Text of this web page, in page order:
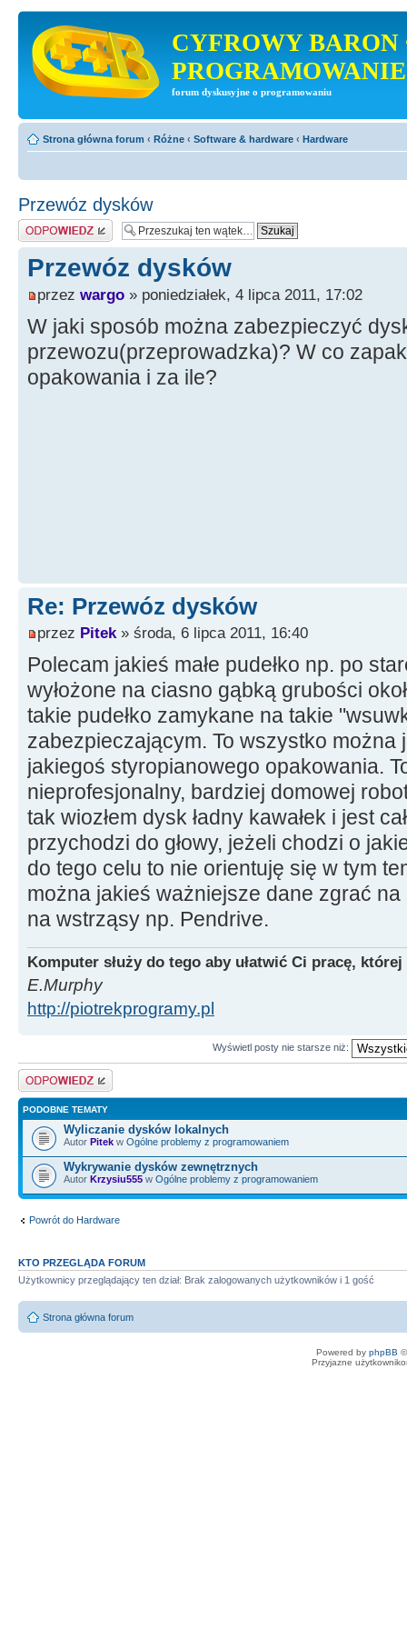
CYFROWY BARON
PROGRAMOWANIE
forum dyskusyjne o programowaniu
Strona główna forum ‹ Różne ‹ Software & hardware ‹ Hardware
Przewóz dysków
Odpowiedz
Przewóz dysków
przez wargo » poniedziałek, 4 lipca 2011, 17:02
W jaki sposób można zabezpieczyć
przewozu(przeprowadzka)? W co
opakowania i za ile?
Re: Przewóz dysków
przez Pitek» środa, 6 lipca 2011, 16:40
Polecam jakieś małe pudełko np. po
wyłożone na ciasno gąbką grubości
takie pudełko zamykane na takie
zabezpieczającym. To wszystko można
jakiegoś styropianowego opakowania.
nieprofesjonalny, bardziej domowej
tak wiozłem dysk ładny kawałek i jest
przychodzi do głowy, jeżeli chodzi o
do tego celu to nie orientuję się w tym
można jakieś ważniejsze dane zgrać
na wstrząsy np. Pendrive.
Komputer służy do tego aby ułatwić Ci pracę,
E.Murphy
http://piotrekprogramy.pl
Wyświetl posty nie starsze niż:
Odpowiedz
PODOBNE TEMATY
Wyliczanie dysków lokalnych
Autor Pitek w Ogólne problemy z programowaniem
Wykrywanie dysków zewnętrznych
Autor Krzysiu555 w Ogólne problemy z programowaniem
Powrót do Hardware
KTO PRZEGLĄDA FORUM
Użytkownicy przeglądający ten dział: Brak zalogowanych użytkowników i 1 gość
Strona główna forum
Powered by phpBB
Przyjazne